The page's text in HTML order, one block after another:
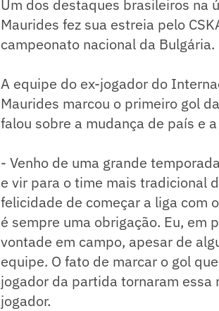
Um dos destaques brasileiros na
Maurides fez sua estreia pelo
campeonato nacional da Bulgária.
A equipe do ex-jogador do
Maurides marcou o primeiro gol
falou sobre a mudança de país e
- Venho de uma grande
e vir para o time mais tradicional
felicidade de começar a liga com
é sempre uma obrigação. Eu, em
vontade em campo, apesar de
equipe. O fato de marcar o gol
jogador da partida tornaram
jogador.